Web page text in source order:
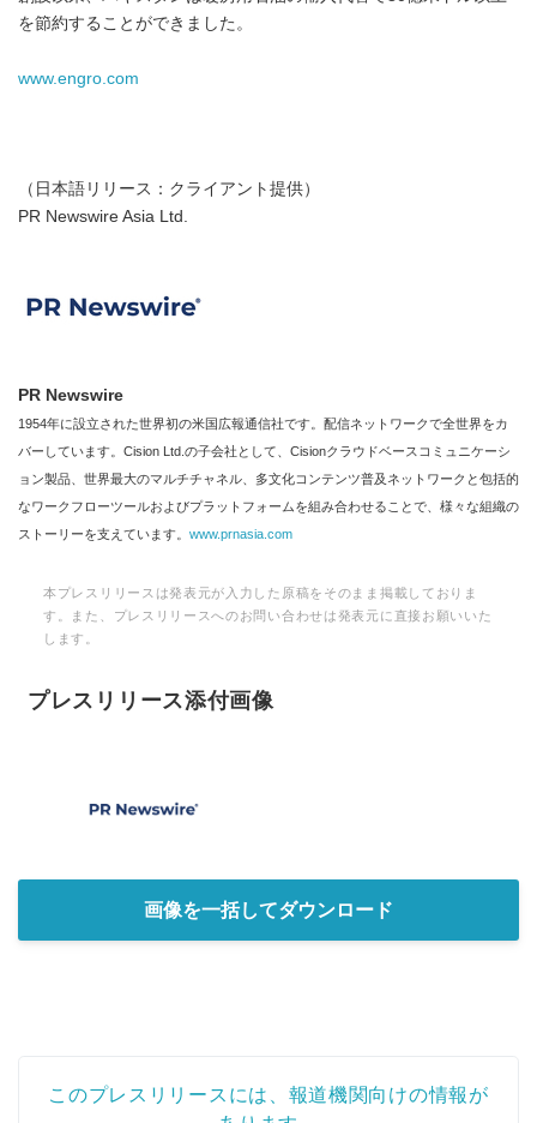
を節約することができました。
www.engro.com
（日本語リリース：クライアント提供）
PR Newswire Asia Ltd.
PR Newswire
1954年に設立された世界初の米国広報通信社です。配信ネットワークで全世界をカ
バーしています。Cision Ltd.の子会社として、Cisionクラウドベースコミュニケーシ
ョン製品、世界最大のマルチチャネル、多文化コンテンツ普及ネットワークと包括的
なワークフローツールおよびプラットフォームを組み合わせることで、様々な組織の
ストーリーを支えています。 www.prnasia.com
本プレスリリースは発表元が入力した原稿をそのまま掲載しておりま
す。また、プレスリリースへのお問い合わせは発表元に直接お願いいた
します。
プレスリリース添付画像
画像を一括してダウンロード
このプレスリリースには、報道機関向けの情報が